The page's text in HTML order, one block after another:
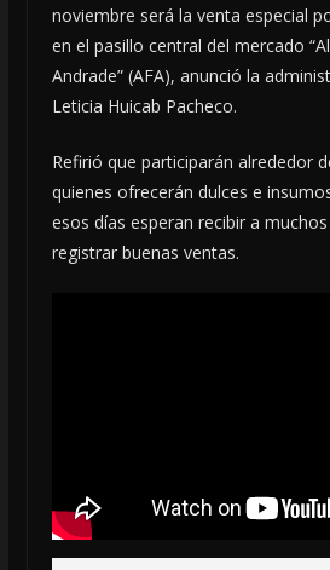
noviembre será la venta especial
en el pasillo central del mercado
Andrade” (AFA), anunció la
Leticia Huicab Pacheco.
Refirió que participarán alrededor
quienes ofrecerán dulces e
esos días esperan recibir a
registrar buenas ventas.